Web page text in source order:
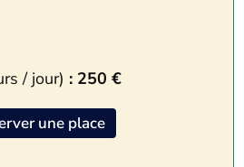
/ jour) : 250 €
une place